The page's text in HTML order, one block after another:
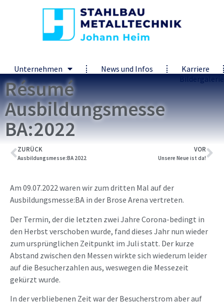
Unternehmen News und Infos
Karriere
Bildergalerie
Résumé
Ausbildungsmesse
BA:2022
ZURÜCK
Ausbildungsmesse:BA 2022
VOR
Unsere Neue ist da!
Am 09.07.2022 waren wir zum dritten Mal auf der
Ausbildungsmesse:BA in der Brose Arena vertreten.
Der Termin, der die letzten zwei Jahre Corona-bedingt in
den Herbst verschoben wurde, fand dieses Jahr nun wieder
zum ursprünglichen Zeitpunkt im Juli statt. Der kurze
Abstand zwischen den Messen wirkte sich wiederum leider
auf die Besucherzahlen aus, weswegen die Messezeit
gekürzt wurde.
In der verbliebenen Zeit war der Besucherstrom aber auf